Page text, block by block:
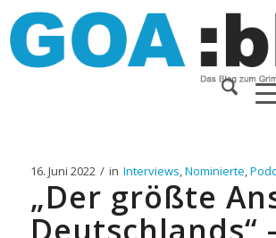
16. Juni 2022 / in Interviews,Nominierte,
„Der größte